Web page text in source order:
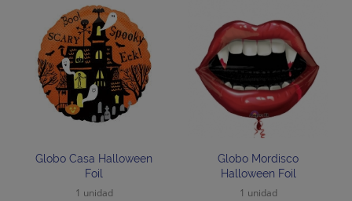
Globo Casa Halloween
Foil
1 unidad
Globo Mordisco
Halloween Foil
1 unidad